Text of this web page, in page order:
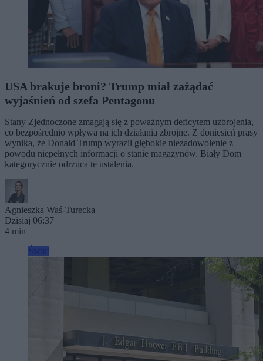
USA brakuje broni? Trump miał zażądać
wyjaśnień od szefa Pentagonu
Stany Zjednoczone zmagają się z poważnym deficytem uzbrojenia,
co bezpośrednio wpływa na ich działania zbrojne. Z doniesień prasy
wynika, że Donald Trump wyraził głębokie niezadowolenie z
powodu niepełnych informacji o stanie magazynów. Biały Dom
kategorycznie odrzuca te ustalenia.
Agnieszka Waś-Turecka
Dzisiaj 06:37
4 min